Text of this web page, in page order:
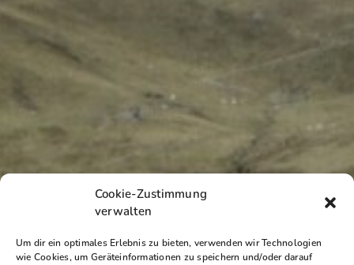
Cookie-Zustimmung
verwalten
Um dir ein optimales Erlebnis zu bieten, verwenden wir Technologien
wie Cookies, um Geräteinformationen zu speichern und/oder darauf